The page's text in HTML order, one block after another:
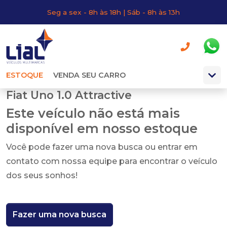
Seg a sex - 8h às 18h | Sáb - 8h às 13h
ESTOQUE VENDA SEU CARRO
Fiat Uno 1.0 Attractive
Este veículo não está mais
disponível em nosso estoque
Você pode fazer uma nova busca ou entrar em
contato com nossa equipe para encontrar o veículo
dos seus sonhos!
Fazer uma nova busca